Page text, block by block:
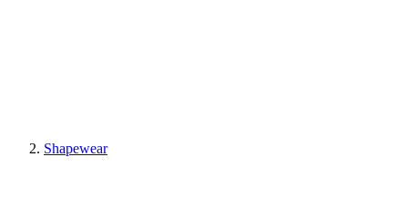
Shapewear